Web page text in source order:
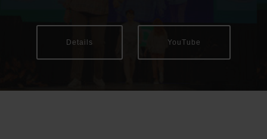
Details YouTube